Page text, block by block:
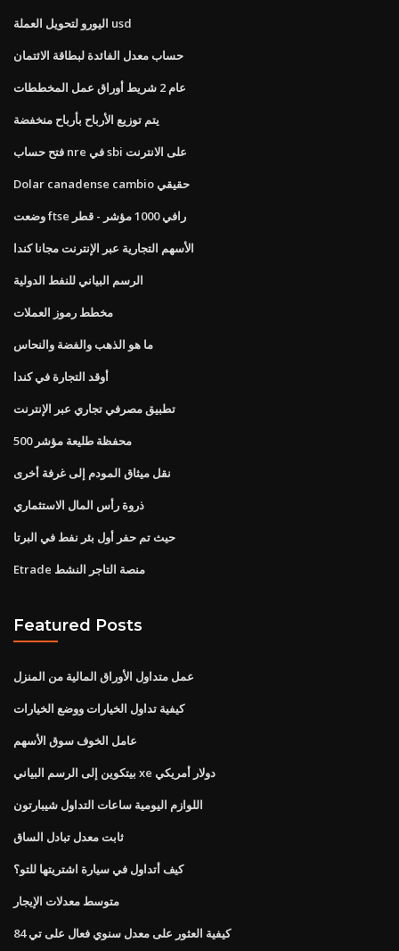
اليورو لتحويل العملة usd
حساب معدل الفائدة لبطاقة الائتمان
عام 2 شريط أوراق عمل المخططات
يتم توزيع الأرباح بأرباح منخفضة
فتح حساب nre في sbi على الانترنت
Dolar canadense cambio حقيقي
وضعت ftse رافي 1000 مؤشر - قطر
الأسهم التجارية عبر الإنترنت مجانا كندا
الرسم البياني للنفط الدولية
مخطط رموز العملات
ما هو الذهب والفضة والنحاس
أوقد التجارة في كندا
تطبيق مصرفي تجاري عبر الإنترنت
محفظة طليعة مؤشر 500
نقل ميثاق المودم إلى غرفة أخرى
ذروة رأس المال الاستثماري
حيث تم حفر أول بئر نفط في البرتا
Etrade منصة التاجر النشط
Featured Posts
عمل متداول الأوراق المالية من المنزل
كيفية تداول الخيارات ووضع الخيارات
عامل الخوف سوق الأسهم
بيتكوين إلى الرسم البياني xe دولار أمريكي
اللوازم اليومية ساعات التداول شيبارتون
ثابت معدل تبادل الساق
كيف أتداول في سيارة اشتريتها للتو؟
متوسط ​​معدلات الإيجار
كيفية العثور على معدل سنوي فعال على تي 84